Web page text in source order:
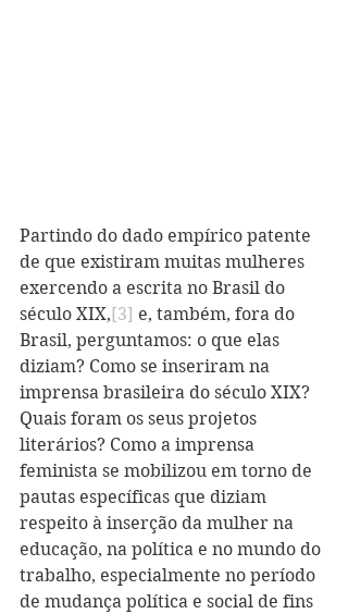
Partindo do dado empírico patente
de que existiram muitas mulheres
exercendo a escrita no Brasil do
século XIX, [3] e, também, fora do
Brasil, perguntamos: o que elas
diziam? Como se inseriram na
imprensa brasileira do século XIX?
Quais foram os seus projetos
literários? Como a imprensa
feminista se mobilizou em torno de
pautas específicas que diziam
respeito à inserção da mulher na
educação, na política e no mundo do
trabalho, especialmente no período
de mudança política e social de fins